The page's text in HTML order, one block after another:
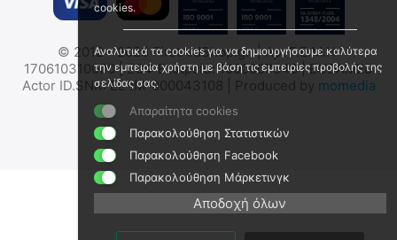
E-Bone Σετ Εύπλαστων
Ναρθήκων
N5 0250S
Άμεσα διαθέσιμο
Αποστολή εντός 24 ωρών
(χωρίς ΦΠΑ)
AEROresc Σετ Εύπλαστων
Ναρθήκων (HIMT-SP-SET1)
2022335
Άμεσα διαθέσιμο
Αποστολή εντός 24 ωρών
€ 31.70
€ 28.05(χωρίς ΦΠΑ)
🖍
© 2012 - 2026 FirstAidShop.gr. | Αρ. Γ.Ε.Μ.Η:
170610310000 | ΕΟΦ Εταιρεία: 1000007048 | EUDAMED
Actor ID.SNR: EL-IM-000043108 | Produced by momedia
cookies.
Αναλυτικά τα cookies για να δημιουργήσουμε καλύτερα
την εμπειρία χρήστη με βάση τις εμπειρίες προβολής της
σελίδας σας.
Απαραίτητα cookies
Παρακολούθηση Στατιστικών
Παρακολούθηση Facebook
Παρακολούθηση Μάρκετινγκ
Αποδοχή όλων